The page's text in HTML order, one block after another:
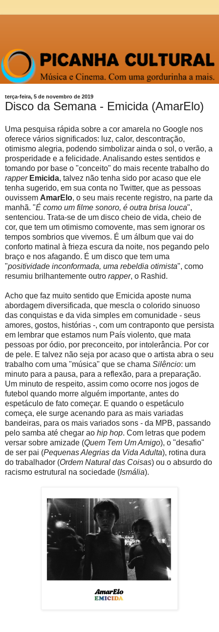
terça-feira, 5 de novembro de 2019
Disco da Semana - Emicida (AmarElo)
Uma pesquisa rápida sobre a cor amarela no Google nos
oferece vários significados: luz, calor, descontração,
otimismo alegria, podendo simbolizar ainda o sol, o verão, a
prosperidade e a felicidade. Analisando estes sentidos e
tomando por base o "conceito" do mais recente trabalho do
rapper Emicida, talvez não tenha sido por acaso que ele
tenha sugerido, em sua conta no Twitter, que as pessoas
ouvissem AmarElo, o seu mais recente registro, na parte da
manhã. "É como um filme sonoro, é outra brisa louca",
sentenciou. Trata-se de um disco cheio de vida, cheio de
cor, que tem um otimismo comovente, mas sem ignorar os
tempos sombrios que vivemos. É um álbum que vai do
conforto matinal à frieza escura da noite, nos pegando pelo
braço e nos afagando. É um disco que tem uma
"positividade inconformada, uma rebeldia otimista", como
resumiu brilhantemente outro rapper, o Rashid.
Acho que faz muito sentido que Emicida aposte numa
abordagem diversificada, que mescla o colorido sinuoso
das conquistas e da vida simples em comunidade - seus
amores, gostos, histórias -, com um contraponto que persista
em lembrar que estamos num País violento, que mata
pessoas por ódio, por preconceito, por intolerância. Por cor
de pele. E talvez não seja por acaso que o artista abra o seu
trabalho com uma "música" que se chama Silêncio: um
minuto para a pausa, para a reflexão, para a preparação.
Um minuto de respeito, assim como ocorre nos jogos de
futebol quando morre alguém importante, antes do
espetáculo de fato começar. E quando o espetáculo
começa, ele surge acenando para as mais variadas
bandeiras, para os mais variados sons - da MPB, passando
pelo samba até chegar ao hip hop. Com letras que podem
versar sobre amizade (Quem Tem Um Amigo), o "desafio"
de ser pai (Pequenas Alegrias da Vida Adulta), rotina dura
do trabalhador (Ordem Natural das Coisas) ou o absurdo do
racismo estrutural na sociedade (Ismália).